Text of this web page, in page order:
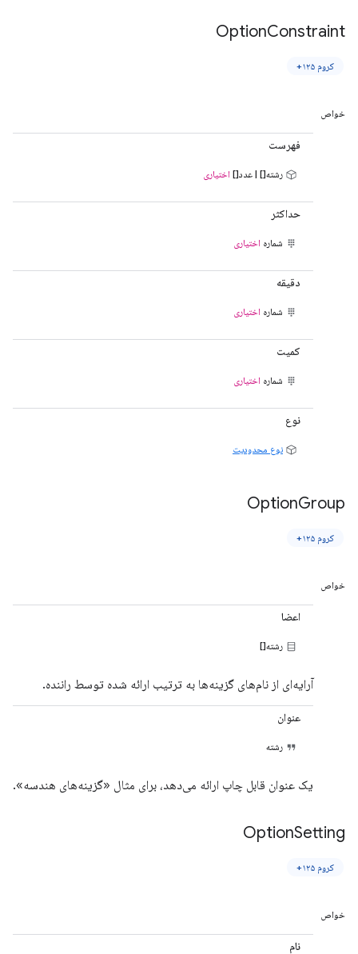
OptionConstraint
کروم ۱۲۵+
خواص
فهرست
رشته[] | عدد[] اختیاری
حداکثر
شماره اختیاری
دقیقه
شماره اختیاری
کمیت
شماره اختیاری
نوع
نوع محدودیت
OptionGroup
کروم ۱۲۵+
خواص
اعضا
رشته[]
آرایه‌ای از نام‌های گزینه‌ها به ترتیب ارائه شده توسط راننده.
عنوان
رشته
یک عنوان قابل چاپ ارائه می‌دهد، برای مثال «گزینه‌های هندسه».
OptionSetting
کروم ۱۲۵+
خواص
نام